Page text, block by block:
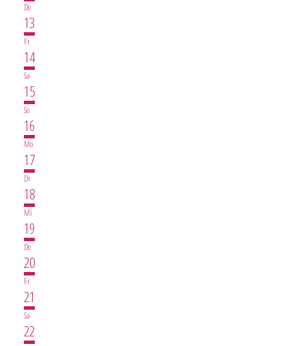
Do
13
Fr
14
Sa
15
So
16
Mo
17
Di
18
Mi
19
Do
20
Fr
21
Sa
22